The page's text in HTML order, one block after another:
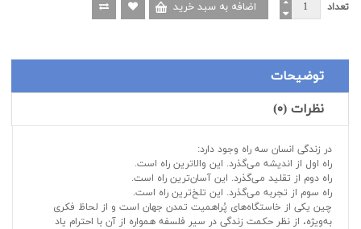
تعداد
توضیحات
نظرات (۰)
در زندگی انسان سه راه وجود دارد:
راه اول از اندیشه می‌گذرد. این والاترین راه است.
راه دوم از تقلید می‌گذرد. این آسان‌ترین راه است.
راه سوم از تجربه می‌گذرد. این تلخ‌ترین راه است.
چین یکی از خاستگاه‌های پُراهمیت تمدن جهان است و از لحاظ فکری
به‌ویژه، از نظر حکمت زندگی در سیر فلسفه همواره از آن با احترام یاد